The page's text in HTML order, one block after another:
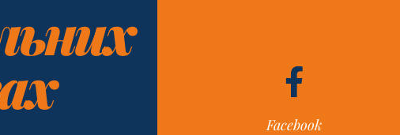
Facebook